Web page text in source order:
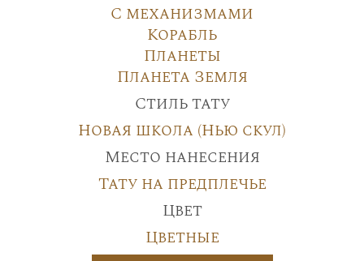
С механизмами
Корабль
Планеты
Планета Земля
Стиль тату
Новая школа (Нью скул)
Место нанесения
Тату на предплечье
Цвет
Цветные